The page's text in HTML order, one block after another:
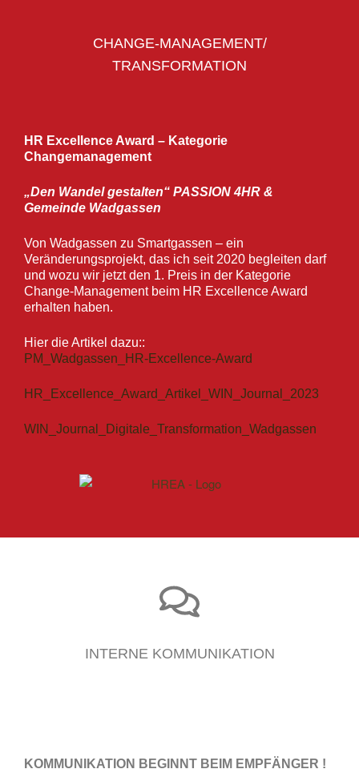
CHANGE-MANAGEMENT/
TRANSFORMATION
HR Excellence Award – Kategorie
Changemanagement
„Den Wandel gestalten“ PASSION 4HR &
Gemeinde Wadgassen
Von Wadgassen zu Smartgassen – ein
Veränderungsprojekt, das ich seit 2020 begleiten darf
und wozu wir jetzt den 1. Preis in der Kategorie
Change-Management beim HR Excellence Award
erhalten haben.
Hier die Artikel dazu::
PM_Wadgassen_HR-Excellence-Award
HR_Excellence_Award_Artikel_WIN_Journal_2023
WIN_Journal_Digitale_Transformation_Wadgassen
INTERNE KOMMUNIKATION
KOMMUNIKATION BEGINNT BEIM EMPFÄNGER !